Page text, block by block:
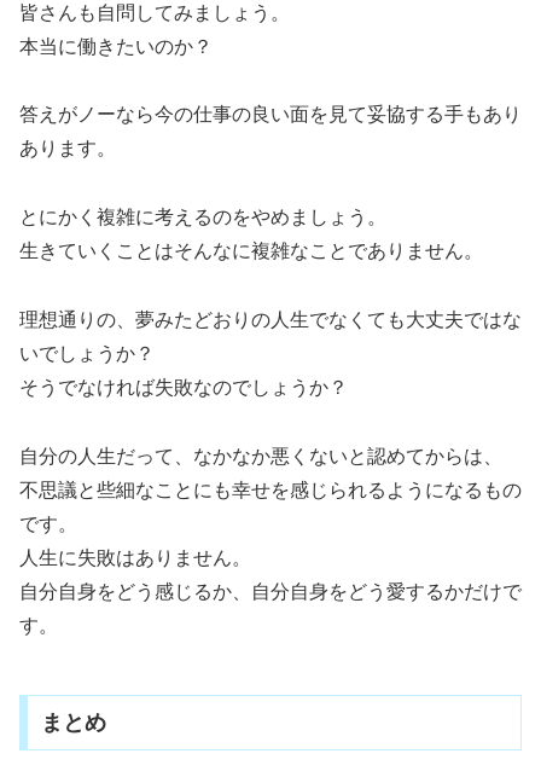
皆さんも自問してみましょう。
本当に働きたいのか？
答えがノーなら今の仕事の良い面を見て妥協する手もあり
あります。
とにかく複雑に考えるのをやめましょう。
生きていくことはそんなに複雑なことでありません。
理想通りの、夢みたどおりの人生でなくても大丈夫ではな
いでしょうか？
そうでなければ失敗なのでしょうか？
自分の人生だって、なかなか悪くないと認めてからは、
不思議と些細なことにも幸せを感じられるようになるもの
です。
人生に失敗はありません。
自分自身をどう感じるか、自分自身をどう愛するかだけで
す。
まとめ